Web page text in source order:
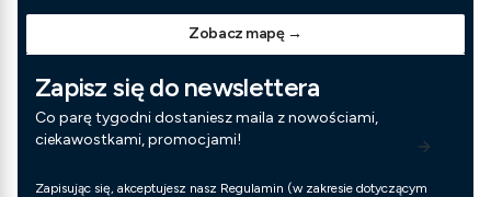
Zobacz mapę →
Zapisz się do newslettera
Co parę tygodni dostaniesz maila z nowościami,
ciekawostkami, promocjami!
Zapisując się, akceptujesz nasz Regulamin (w zakresie dotyczącym